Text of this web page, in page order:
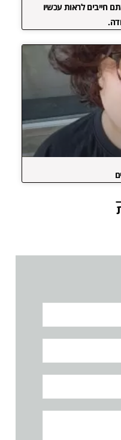
חייבים לראות עכשיו